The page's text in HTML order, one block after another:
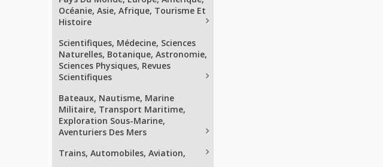
Océanie, Asie, Afrique, Tourisme Et
Histoire
Scientifiques, Médecine, Sciences
Naturelles, Botanique, Astronomie,
Sciences Physiques, Revues
Scientifiques
Bateaux, Nautisme, Marine
Militaire, Transport Maritime,
Exploration Sous-Marine,
Aventuriers Des Mers
Trains, Automobiles, Aviation,